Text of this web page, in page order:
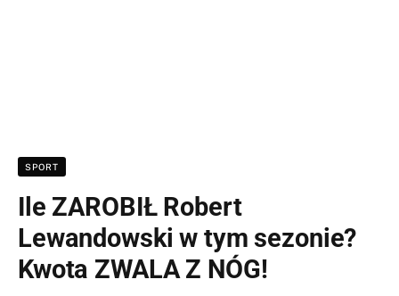
SPORT
Ile ZAROBIŁ Robert
Lewandowski w tym sezonie?
Kwota ZWALA Z NÓG!